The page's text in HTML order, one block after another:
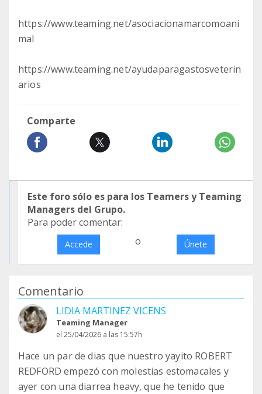
https://www.teaming.net/asociacionamarcomoani
mal
https://www.teaming.net/ayudaparagastosveterin
arios
Comparte
Este foro sólo es para los Teamers y Teaming
Managers del Grupo.
Para poder comentar:
Accede o Únete
Comentario
LIDIA MARTINEZ VICENS
Teaming Manager
el 25/04/2026 a las 15:57h
Hace un par de dias que nuestro yayito ROBERT
REDFORD empezó con molestias estomacales y
ayer con una diarrea heavy, que he tenido que